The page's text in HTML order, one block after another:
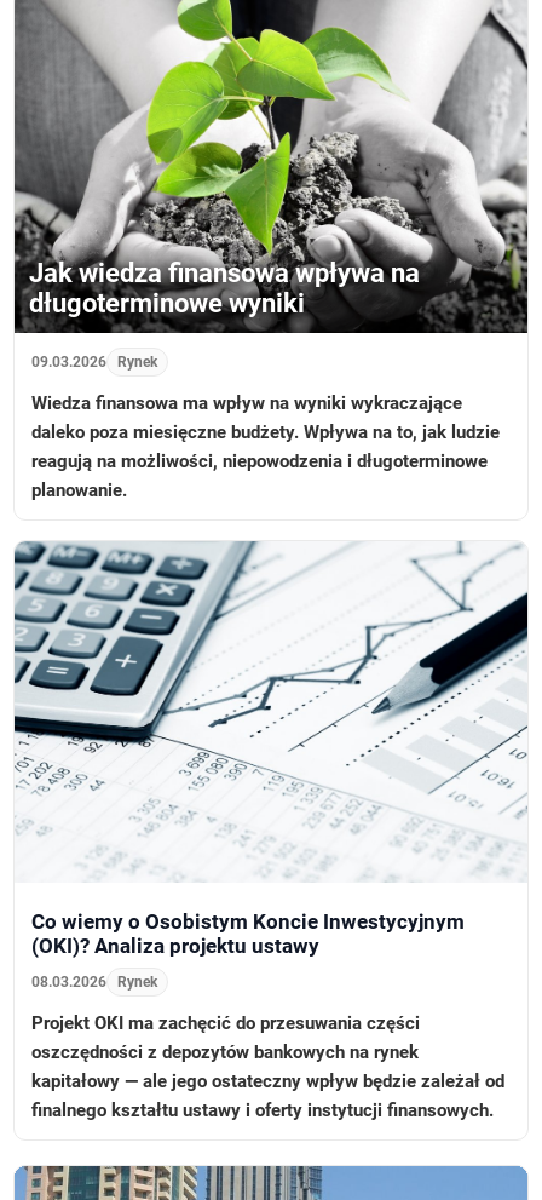
Jak wiedza finansowa wpływa na
długoterminowe wyniki
09.03.2026 Rynek
Wiedza finansowa ma wpływ na wyniki wykraczające
daleko poza miesięczne budżety. Wpływa na to, jak ludzie
reagują na możliwości, niepowodzenia i długoterminowe
planowanie.
Co wiemy o Osobistym Koncie Inwestycyjnym
(OKI)? Analiza projektu ustawy
08.03.2026 Rynek
Projekt OKI ma zachęcić do przesuwania części
oszczędności z depozytów bankowych na rynek
kapitałowy — ale jego ostateczny wpływ będzie zależał od
finalnego kształtu ustawy i oferty instytucji finansowych.